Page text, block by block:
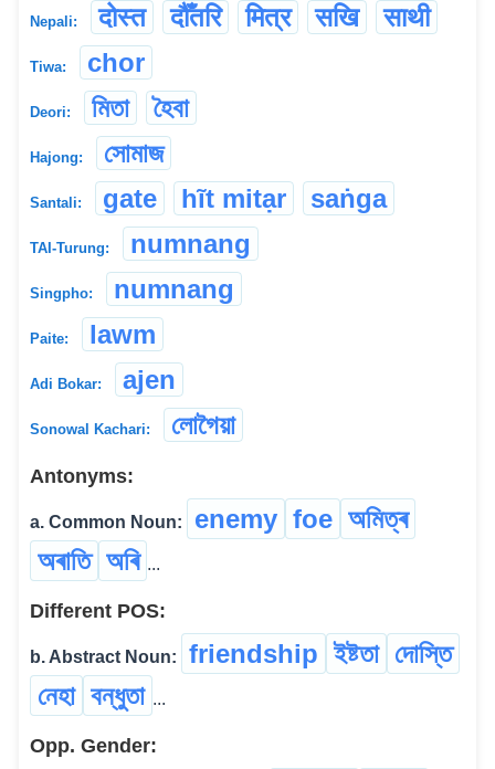
Nepali: दोस्त दौँतरि मित्र सखि साथी
Tiwa: chor
Deori: মিতা হৈবা
Hajong: সোমাজ
Santali: gate hĩt mitạr saṅga
TAI-Turung: numnang
Singpho: numnang
Paite: lawm
Adi Bokar: ajen
Sonowal Kachari: লোগৈয়া
Antonyms:
a. Common Noun: enemy foe অমিত্ৰ
অৰাতি অৰি ...
Different POS:
b. Abstract Noun: friendship ইষ্টতা দোস্তি
নেহা বন্ধুতা ...
Opp. Gender: